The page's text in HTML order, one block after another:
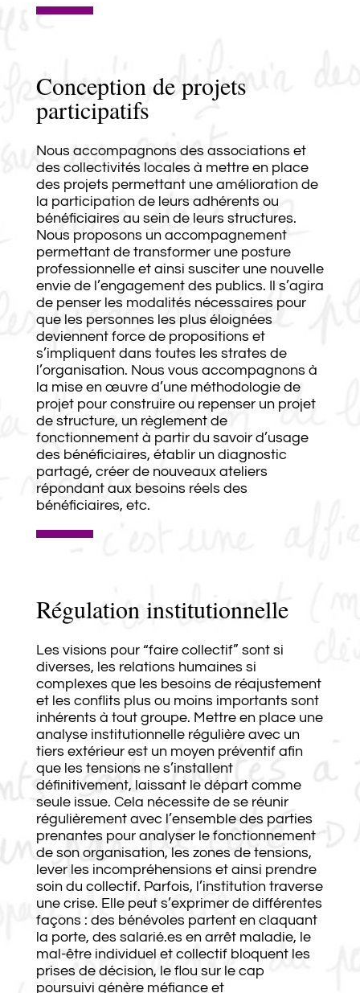
Conception de projets
participatifs
Nous accompagnons des associations et
des collectivités locales à mettre en place
des projets permettant une amélioration de
la participation de leurs adhérents ou
bénéficiaires au sein de leurs structures.
Nous proposons un accompagnement
permettant de transformer une posture
professionnelle et ainsi susciter une nouvelle
envie de l’engagement des publics. Il s’agira
de penser les modalités nécessaires pour
que les personnes les plus éloignées
deviennent force de propositions et
s’impliquent dans toutes les strates de
l’organisation. Nous vous accompagnons à
la mise en œuvre d’une méthodologie de
projet pour construire ou repenser un projet
de structure, un règlement de
fonctionnement à partir du savoir d’usage
des bénéficiaires, établir un diagnostic
partagé, créer de nouveaux ateliers
répondant aux besoins réels des
bénéficiaires, etc.
Régulation institutionnelle
Les visions pour “faire collectif” sont si
diverses, les relations humaines si
complexes que les besoins de réajustement
et les conflits plus ou moins importants sont
inhérents à tout groupe. Mettre en place une
analyse institutionnelle régulière avec un
tiers extérieur est un moyen préventif afin
que les tensions ne s’installent
définitivement, laissant le départ comme
seule issue. Cela nécessite de se réunir
régulièrement avec l’ensemble des parties
prenantes pour analyser le fonctionnement
de son organisation, les zones de tensions,
lever les incompréhensions et ainsi prendre
soin du collectif. Parfois, l’institution traverse
une crise. Elle peut s’exprimer de différentes
façons : des bénévoles partent en claquant
la porte, des salarié.es en arrêt maladie, le
mal-être individuel et collectif bloquent les
prises de décision, le flou sur le cap
poursuivi génère méfiance et